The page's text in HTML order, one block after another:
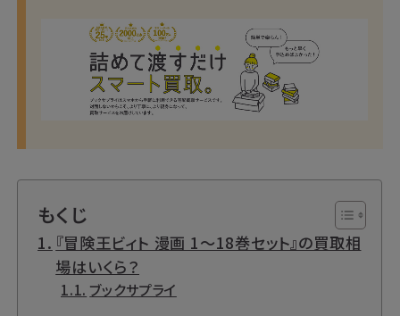
もくじ
『冒険王ビィト 漫画 1～18巻セット』の買取相
場はいくら？
ブックサプライ